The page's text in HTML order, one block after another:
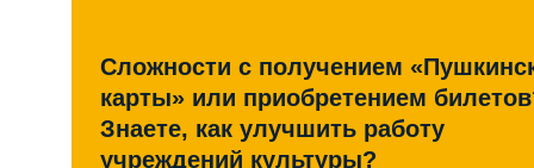
Сложности с получением
карты» или приобретением
Знаете, как улучшить работу
учреждений культуры?